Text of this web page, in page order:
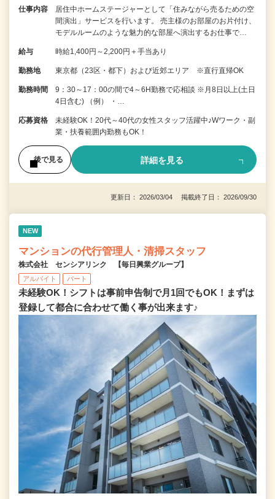
仕事内容
居住中ホームステージャーとして「住みながら売るための空
間演出」サービスを行います。 売主様のお部屋のお片付け、
モデルルームのような魅力的な部屋へ演出するお仕事で…
給与 時給1,400円～2,200円＋手当あり
勤務地 東京都（23区・都下）および近郊エリア ※直行直帰OK
勤務時間
9：30～17：00の間で4～6H勤務で応相談 ※月8日以上(土日
4日含む) （例） ・…
応募資格
未経験OK！20代～40代の女性スタッフ活躍中♪Wワーク・副
業・扶養範囲内勤務もOK！
後で見る 詳細を見る
更新日： 2026/03/04 掲載終了日： 2026/09/30
NEW
マンションの代行管理人・清掃スタッフ
株式会社 センシアリンク 【毎日興業グループ】
アルバイト パート
未経験OK！シフトは事前申告制で月1回でもOK！まずは
登録して都合に合わせて働く事が出来ます♪